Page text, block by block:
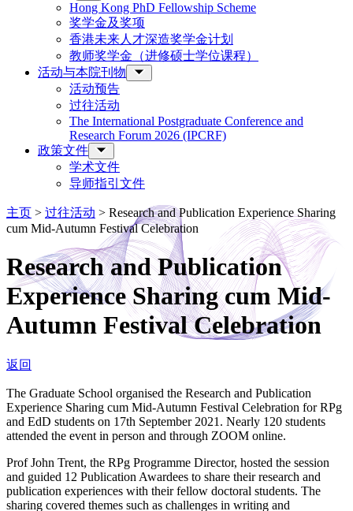
Hong Kong PhD Fellowship Scheme
奖学金及奖项
香港未来人才深造奖学金计划
教师奖学金（进修硕士学位课程）
活动与本院刊物
活动预告
过往活动
The International Postgraduate Conference and
Research Forum 2026 (IPCRF)
政策文件
学术文件
导师指引文件
主页 > 过往活动 > Research and Publication Experience Sharing
cum Mid-Autumn Festival Celebration
Research and Publication
Experience Sharing cum Mid-
Autumn Festival Celebration
返回
The Graduate School organised the Research and Publication
Experience Sharing cum Mid-Autumn Festival Celebration for RPg
and EdD students on 17th September 2021. Nearly 120 students
attended the event in person and through ZOOM online.
Prof John Trent, the RPg Programme Director, hosted the session
and guided 12 Publication Awardees to share their research and
publication experiences with their fellow doctoral students. The
sharing covered themes such as challenges in writing and